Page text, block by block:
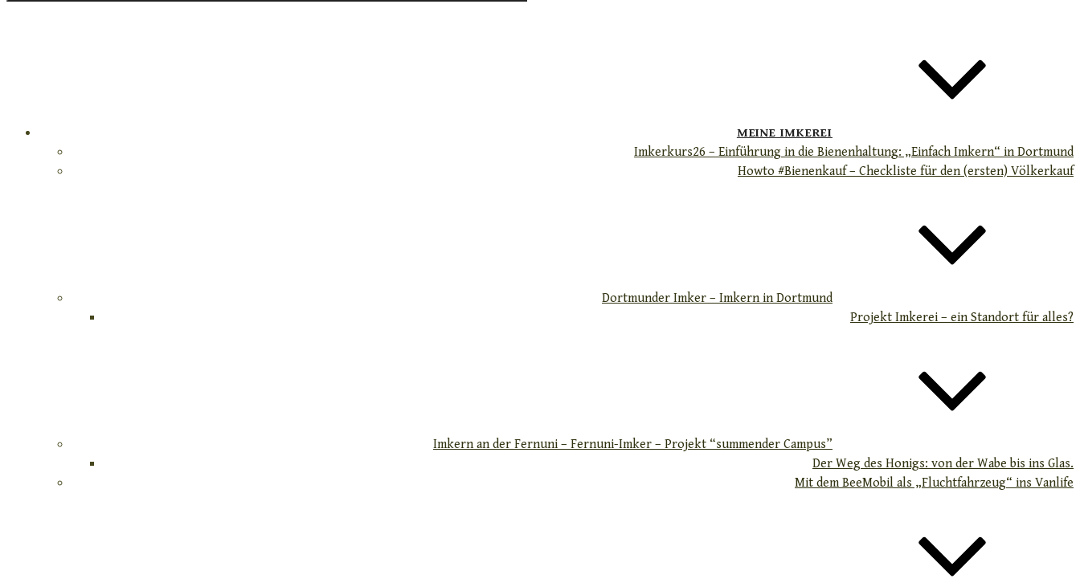
MEINE IMKEREI
Imkerkurs26 – Einführung in die Bienenhaltung: „Einfach Imkern“ in Dortmund
Howto #Bienenkauf – Checkliste für den (ersten) Völkerkauf
Dortmunder Imker – Imkern in Dortmund
Projekt Imkerei – ein Standort für alles?
Imkern an der Fernuni – Fernuni-Imker – Projekt “summender Campus”
Der Weg des Honigs: von der Wabe bis ins Glas.
Mit dem BeeMobil als „Fluchtfahrzeug“ ins Vanlife